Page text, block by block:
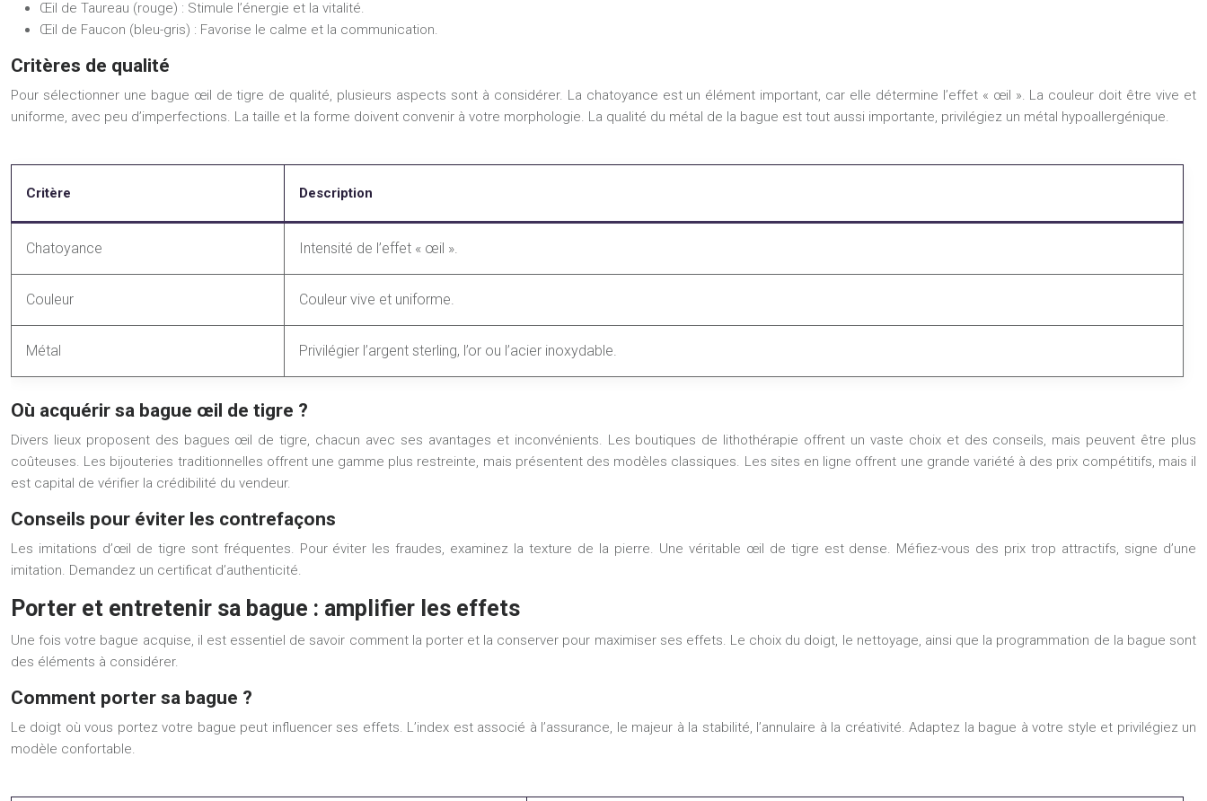
Œil de Taureau (rouge) : Stimule l’énergie et la vitalité.
Œil de Faucon (bleu-gris) : Favorise le calme et la communication.
Critères de qualité
Pour sélectionner une bague œil de tigre de qualité, plusieurs aspects sont à considérer. La chatoyance est un élément important, car elle détermine l’effet « œil ». La couleur doit être vive et
uniforme, avec peu d’imperfections. La taille et la forme doivent convenir à votre morphologie. La qualité du métal de la bague est tout aussi importante, privilégiez un métal hypoallergénique.
Critère Description
Chatoyance Intensité de l’effet « œil ».
Couleur Couleur vive et uniforme.
Métal Privilégier l’argent sterling, l’or ou l’acier inoxydable.
Où acquérir sa bague œil de tigre ?
Divers lieux proposent des bagues œil de tigre, chacun avec ses avantages et inconvénients. Les boutiques de lithothérapie offrent un vaste choix et des conseils, mais peuvent être plus
coûteuses. Les bijouteries traditionnelles offrent une gamme plus restreinte, mais présentent des modèles classiques. Les sites en ligne offrent une grande variété à des prix compétitifs, mais il
est capital de vérifier la crédibilité du vendeur.
Conseils pour éviter les contrefaçons
Les imitations d’œil de tigre sont fréquentes. Pour éviter les fraudes, examinez la texture de la pierre. Une véritable œil de tigre est dense. Méfiez-vous des prix trop attractifs, signe d’une
imitation. Demandez un certificat d’authenticité.
Porter et entretenir sa bague : amplifier les effets
Une fois votre bague acquise, il est essentiel de savoir comment la porter et la conserver pour maximiser ses effets. Le choix du doigt, le nettoyage, ainsi que la programmation de la bague sont
des éléments à considérer.
Comment porter sa bague ?
Le doigt où vous portez votre bague peut influencer ses effets. L’index est associé à l’assurance, le majeur à la stabilité, l’annulaire à la créativité. Adaptez la bague à votre style et privilégiez un
modèle confortable.